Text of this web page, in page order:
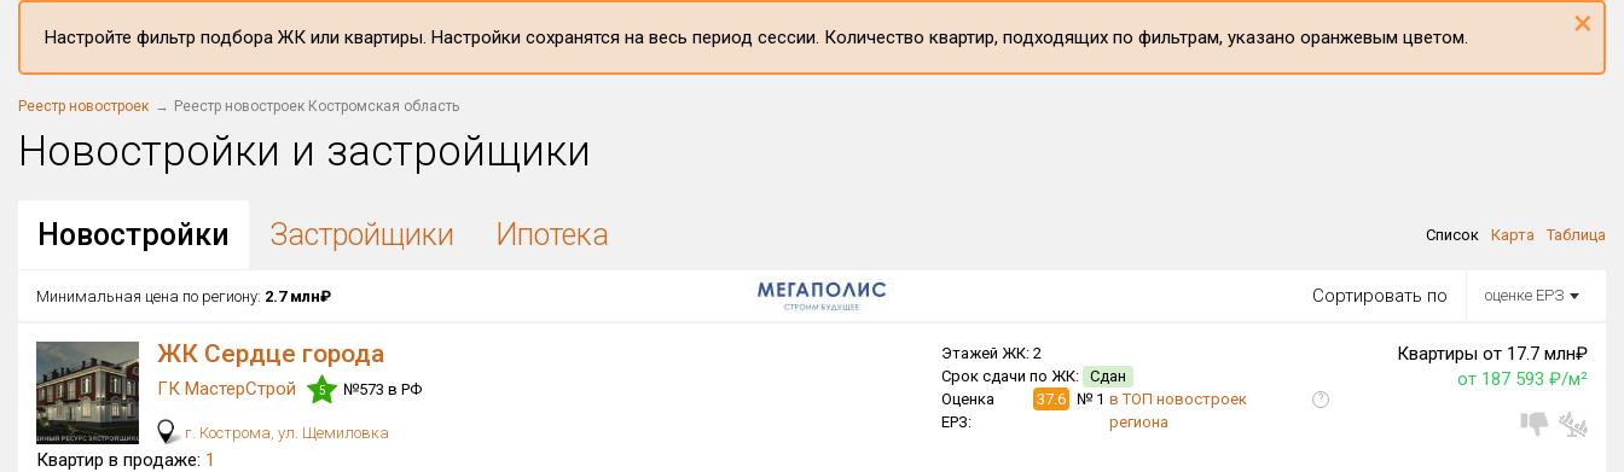
Настройте фильтр подбора ЖК или квартиры. Настройки сохранятся на весь период сессии. Количество квартир, подходящих по фильтрам, указано оранжевым цветом. ×
Реестр новостроек Реестр новостроек Костромская область
Новостройки и застройщики
Новостройки Застройщики Ипотека Список Карта Таблица
Минимальная цена по региону: 2.7 млн₽ Сортировать по оценке ЕРЗ
ЖК Сердце города
ГК МастерСтрой 5 №573 в РФ
г. Кострома, ул. Щемиловка
Квартир в продаже: 1
Этажей ЖК: 2
Срок сдачи по ЖК: Сдан
Оценка
ЕРЗ:
37.6 № 1 в ТОП новостроек
региона
?
Квартиры от 17.7 млн₽
от 187 593 ₽/м²